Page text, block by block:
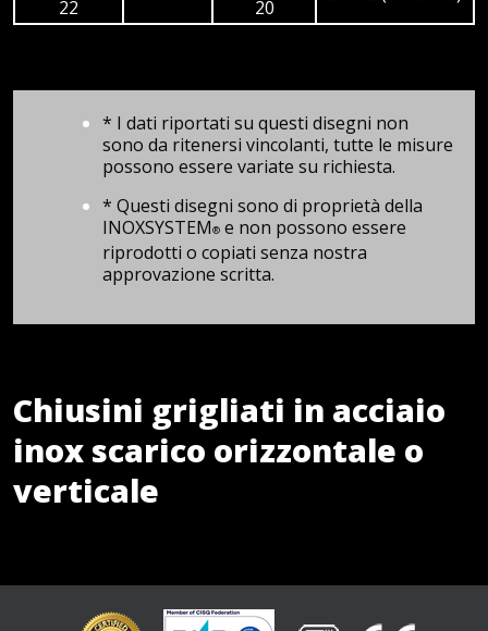
22
20
* I dati riportati su questi disegni non
sono da ritenersi vincolanti, tutte le misure
possono essere variate su richiesta.
* Questi disegni sono di proprietà della
INOXSYSTEM® e non possono essere
riprodotti o copiati senza nostra
approvazione scritta.
Chiusini grigliati in acciaio
inox scarico orizzontale o
verticale